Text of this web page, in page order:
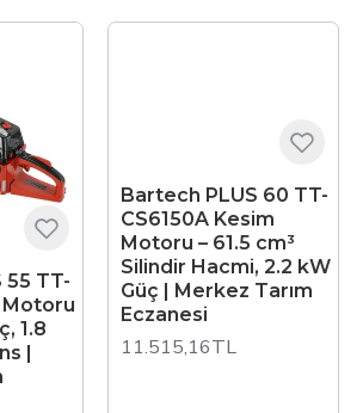
55 TT-
Motoru
1.8
|
Bartech PLUS 60 TT-
CS6150A Kesim
Motoru – 61.5 cm³
Silindir Hacmi, 2.2 kW
Güç | Merkez Tarım
Eczanesi
11.515,16TL